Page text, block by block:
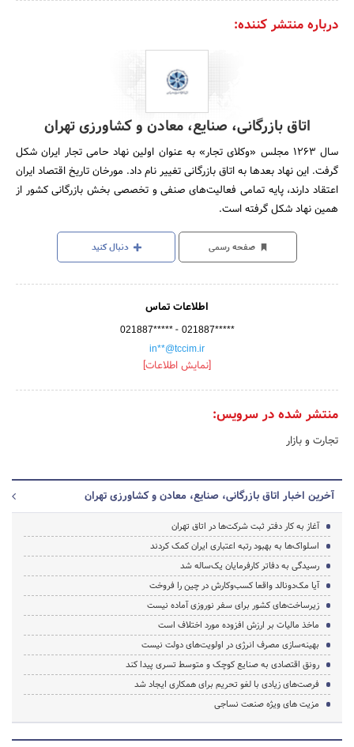
درباره منتشر کننده:
اتاق بازرگانی، صنایع، معادن و کشاورزی تهران
سال 1263 مجلس «وکلای تجار» به عنوان اولین نهاد حامی تجار ایران شکل
گرفت. این نهاد بعدها به اتاق بازرگانی تغییر نام داد. مورخان تاریخ اقتصاد ایران
اعتقاد دارند، پایه تمامی فعالیت‌های صنفی و تخصصی بخش بازرگانی کشور از
همین نهاد شکل گرفته است.
صفحه رسمی دنبال کنید
اطلاعات تماس
021887***** - 021887*****
in**@tccim.ir
[نمایش اطلاعات]
منتشر شده در سرویس:
تجارت و بازار
آخرین اخبار اتاق بازرگانی، صنایع، معادن و کشاورزی تهران
آغاز به کار دفتر ثبت شرکت‌ها در اتاق تهران
اسلواک‌ها به بهبود رتبه اعتباری ایران کمک کردند
رسیدگی به دفاتر کارفرمایان یک‌ساله شد
آیا مک‌دونالد واقعا کسب‌وکارش در چین را فروخت
زیرساخت‌های کشور برای سفر نوروزی آماده نیست
ماخذ مالیات بر ارزش افزوده مورد اختلاف است
بهینه‌سازی مصرف انرژی در اولویت‌های دولت نیست
رونق اقتصادی به صنایع کوچک و متوسط تسری پیدا کند
فرصت‌های زیادی با لغو تحریم‌ برای همکاری ایجاد شد
مزیت های ویژه صنعت نساجی